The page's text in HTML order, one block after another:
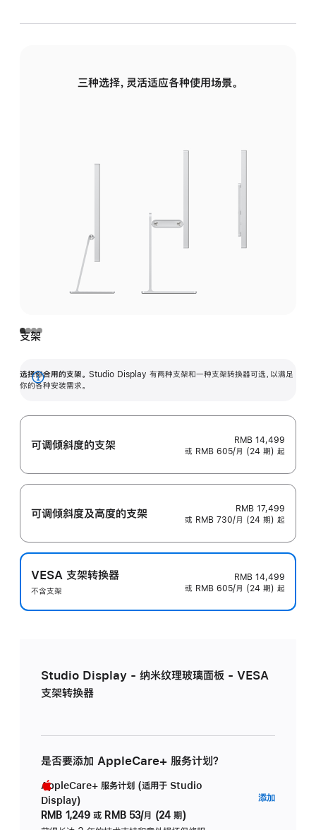
三种选择，灵活适应各种使用场景。
支架
选择你合用的支架。 Studio Display 有两种支架和一种支架转换器可选，以满足
你的各种安装需求。
展
可调倾斜度的支架
RMB 14,499
或 RMB 605/月 (24 期) 起
可调倾斜度及高‍度的支‍架
RMB 17,499
或 RMB 730/月 (24 期) 起
VESA 支架转换器
不含支架
RMB 14,499
或 RMB 605/月 (24 期) 起
Studio Display - 纳米纹理玻璃面板 - VESA
支架转换器
是否要添加 AppleCare+ 服务计划？
AppleCare+ 服务计划 (适用于 Studio
Display)
RMB 1,249 或 RMB 53/月 (24 期)
添加